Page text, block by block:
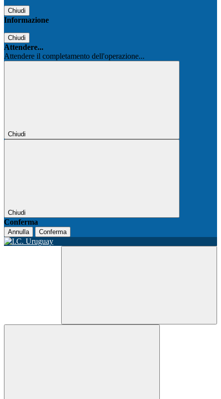
Chiudi
Informazione
Chiudi
Attendere...
Attendere il completamento dell'operazione...
Chiudi
Chiudi
Conferma
Annulla Conferma